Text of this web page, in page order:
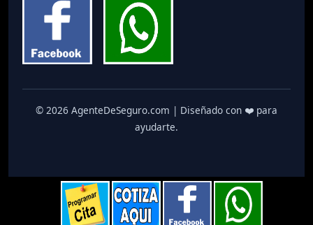
© 2026 AgenteDeSeguro.com | Diseñado con ❤️ para
ayudarte.